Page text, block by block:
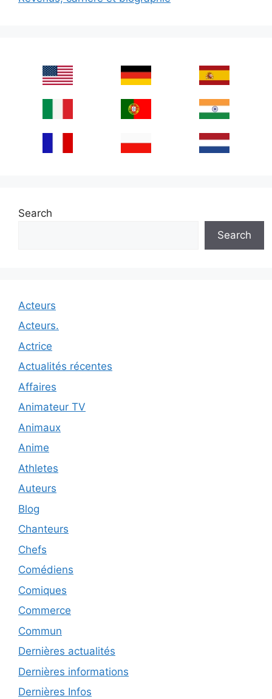
Search
Search
Acteurs
Acteurs.
Actrice
Actualités récentes
Affaires
Animateur TV
Animaux
Anime
Athletes
Auteurs
Blog
Chanteurs
Chefs
Comédiens
Comiques
Commerce
Commun
Dernières actualités
Dernières informations
Dernières Infos